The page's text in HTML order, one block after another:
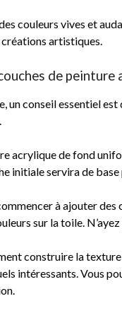
couleurs vives et
artistiques.
de
conseil essentiel
acrylique de fond
initiale servira de
à ajouter
sur la toile.
construire la
intéressants. Vous